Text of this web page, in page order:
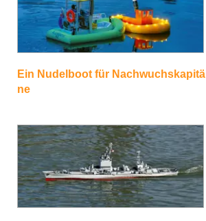
Ein Nudelboot für Nachwuchskapitä
ne